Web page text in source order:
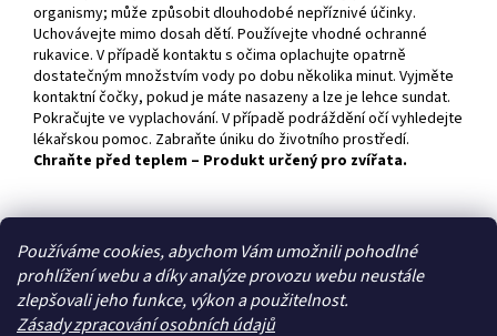
Používáme cookies, abychom Vám umožnili pohodlné
prohlížení webu a díky analýze provozu webu neustále
zlepšovali jeho funkce, výkon a použitelnost.
Zásady zpracování osobních údajů
organismy; může způsobit dlouhodobé nepříznivé účinky.
Uchovávejte mimo dosah dětí. Používejte vhodné ochranné
rukavice. V případě kontaktu s očima oplachujte opatrně
dostatečným množstvím vody po dobu několika minut. Vyjměte
kontaktní čočky, pokud je máte nasazeny a lze je lehce sundat.
Pokračujte ve vyplachování. V případě podráždění očí vyhledejte
lékařskou pomoc. Zabraňte úniku do životního prostředí.
Chraňte před teplem – Produkt určený pro zvířata.
Zboží.cz Heureka.cz